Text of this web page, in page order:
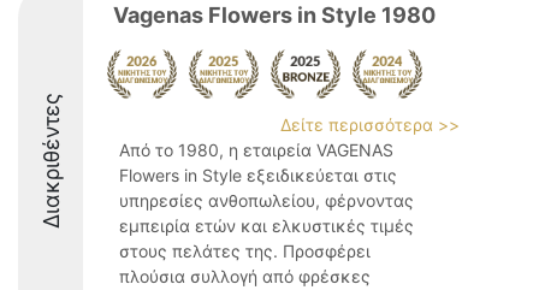
Διακριθέντες
Vagenas Flowers in Style 1980
Δείτε περισσότερα >>
Από το 1980, η εταιρεία VAGENAS
Flowers in Style εξειδικεύεται στις
υπηρεσίες ανθοπωλείου, φέρνοντας
εμπειρία ετών και ελκυστικές τιμές
στους πελάτες της. Προσφέρει
πλούσια συλλογή από φρέσκες